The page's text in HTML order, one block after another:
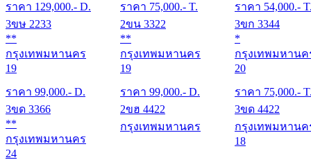
ราคา 129,000.- D.
ราคา 75,000.- T. ราคา 54,000.-
3ขษ 2233
**
กรุงเทพมหานคร
19
ราคา 99,000.- D.
2ขน 3322
**
กรุงเทพมหานคร
19
ราคา 99,000.- D.
3ขก 3344
*
กรุงเทพมหานค
20
ราคา 75,000.-
3ขด 3366
**
กรุงเทพมหานคร
24
2ขฮ 4422
กรุงเทพมหานคร
3ขด 4422
กรุงเทพมหานค
18